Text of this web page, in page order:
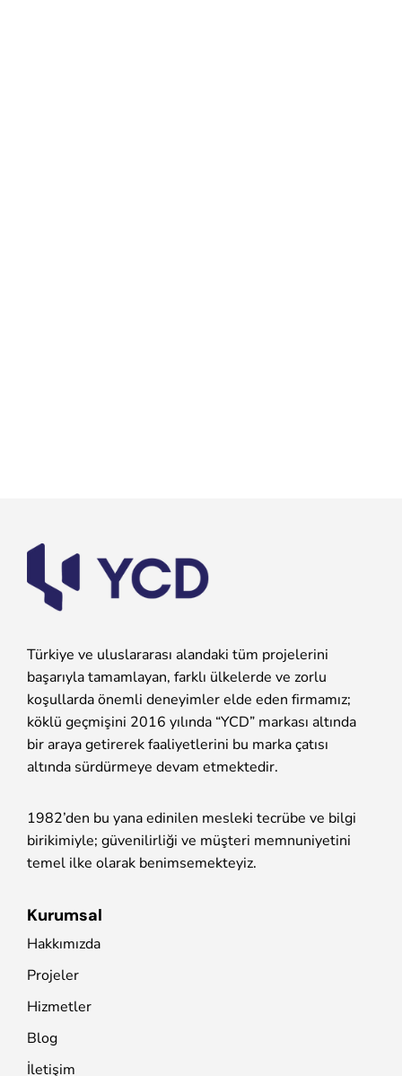
Türkiye ve uluslararası alandaki tüm projelerini
başarıyla tamamlayan, farklı ülkelerde ve zorlu
koşullarda önemli deneyimler elde eden firmamız;
köklü geçmişini 2016 yılında “YCD” markası altında
bir araya getirerek faaliyetlerini bu marka çatısı
altında sürdürmeye devam etmektedir.
1982’den bu yana edinilen mesleki tecrübe ve bilgi
birikimiyle; güvenilirliği ve müşteri memnuniyetini
temel ilke olarak benimsemekteyiz.
Kurumsal
Hakkımızda
Projeler
Hizmetler
Blog
İletişim